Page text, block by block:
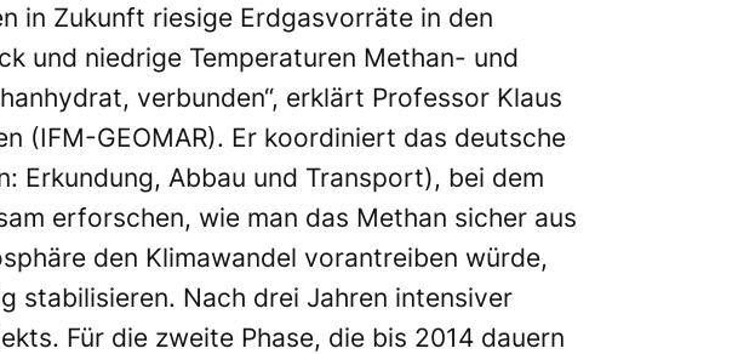
in Zukunft riesige Erdgasvorräte in den
und niedrige Temperaturen Methan- und
verbunden“, erklärt Professor Klaus
(IFM-GEOMAR). Er koordiniert das deutsche
Erkundung, Abbau und Transport), bei dem
erforschen, wie man das Methan sicher aus
den Klimawandel vorantreiben würde,
stabilisieren. Nach drei Jahren intensiver
Für die zweite Phase, die bis 2014 dauern